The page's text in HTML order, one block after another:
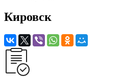
Кировск